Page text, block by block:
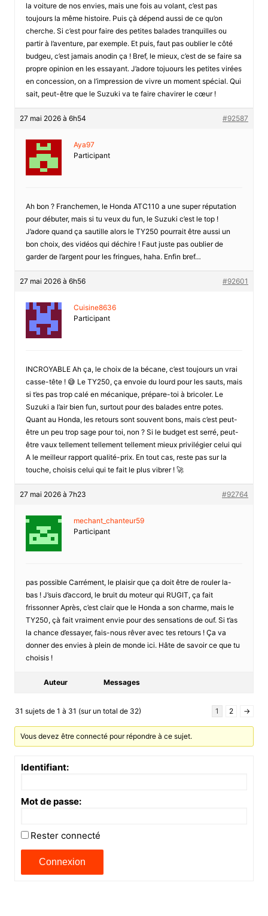
la voiture de nos envies, mais une fois au volant, c’est pas
toujours la même histoire. Puis çà dépend aussi de ce qu’on
cherche. Si c’est pour faire des petites balades tranquilles ou
partir à l’aventure, par exemple. Et puis, faut pas oublier le côté
budgeu, c’est jamais anodin ça ! Bref, le mieux, c’est de se faire sa
propre opinion en les essayant. J’adore tojuours les petites virées
en concession, on a l’impression de vivre un moment spécial. Qui
sait, peut-être que le Suzuki va te faire chavirer le cœur !
27 mai 2026 à 6h54 #92587
Aya97
Participant
Ah bon ? Franchemen, le Honda ATC110 a une super réputation
pour débuter, mais si tu veux du fun, le Suzuki c’est le top !
J’adore quand ça sautille alors le TY250 pourrait être aussi un
bon choix, des vidéos qui déchire ! Faut juste pas oublier de
garder de l’argent pour les fringues, haha. Enfin bref…
27 mai 2026 à 6h56 #92601
Cuisine8636
Participant
INCROYABLE Ah ça, le choix de la bécane, c’est toujours un vrai
casse-tête ! 😅 Le TY250, ça envoie du lourd pour les sauts, mais
si t’es pas trop calé en mécanique, prépare-toi à bricoler. Le
Suzuki a l’air bien fun, surtout pour des balades entre potes.
Quant au Honda, les retours sont souvent bons, mais c’est peut-
être un peu trop sage pour toi, non ? Si le budget est serré, peut-
être vaux tellement tellement tellement mieux privilégier celui qui
A le meilleur rapport qualité-prix. En tout cas, reste pas sur la
touche, choisis celui qui te fait le plus vibrer ! 🚀
27 mai 2026 à 7h23 #92764
mechant_chanteur59
Participant
pas possible Carrément, le plaisir que ça doit être de rouler la-
bas ! J’suis d’accord, le bruit du moteur qui RUGIT, ça fait
frissonner Après, c’est clair que le Honda a son charme, mais le
TY250, çà fait vraiment envie pour des sensations de ouf. Si t’as
la chance d’essayer, fais-nous rêver avec tes retours ! Ça va
donner des envies à plein de monde ici. Hâte de savoir ce que tu
choisis !
Auteur Messages
31 sujets de 1 à 31 (sur un total de 32) 1 2 →
Vous devez être connecté pour répondre à ce sujet.
Identifiant:
Mot de passe:
Rester connecté
Connexion